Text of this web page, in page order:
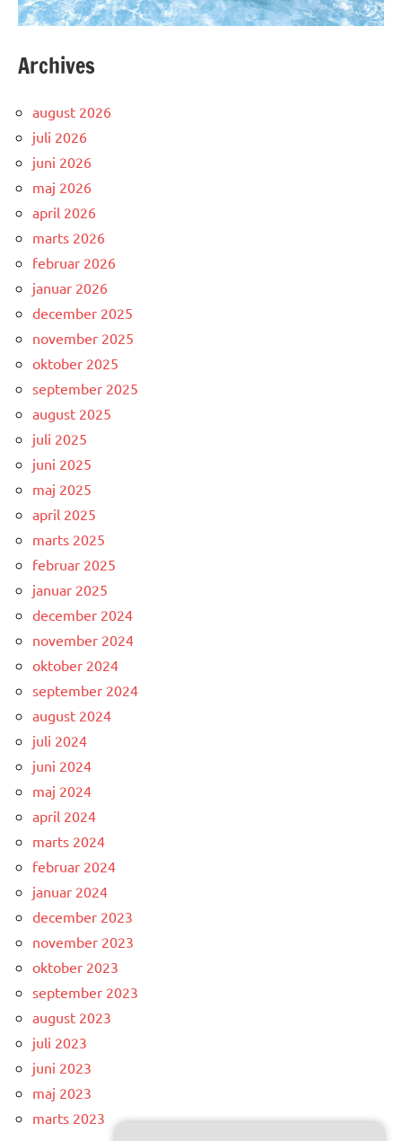
Archives
august 2026
juli 2026
juni 2026
maj 2026
april 2026
marts 2026
februar 2026
januar 2026
december 2025
november 2025
oktober 2025
september 2025
august 2025
juli 2025
juni 2025
maj 2025
april 2025
marts 2025
februar 2025
januar 2025
december 2024
november 2024
oktober 2024
september 2024
august 2024
juli 2024
juni 2024
maj 2024
april 2024
marts 2024
februar 2024
januar 2024
december 2023
november 2023
oktober 2023
september 2023
august 2023
juli 2023
juni 2023
maj 2023
marts 2023